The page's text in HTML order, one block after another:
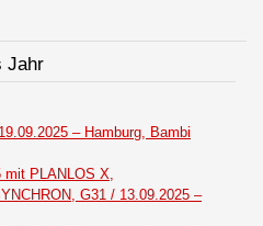
Jahr
– Hamburg, Bambi
PLANLOS X,
G31 / 13.09.2025 –